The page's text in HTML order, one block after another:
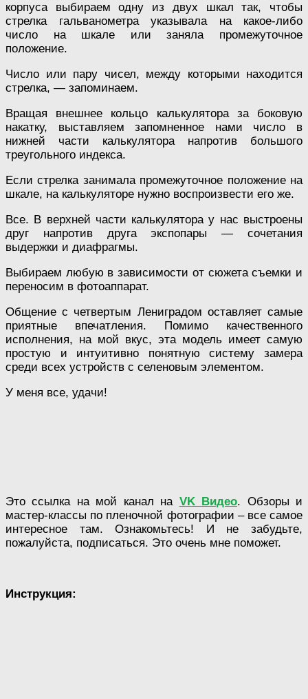
корпуса выбираем одну из двух шкал так, чтобы
стрелка гальванометра указывала на какое-либо
число на шкале или заняла промежуточное
положение.
Число или пару чисел, между которыми находится
стрелка, — запоминаем.
Вращая внешнее кольцо калькулятора за боковую
накатку, выставляем запомненное нами число в
нижней части калькулятора напротив большого
треугольного индекса.
Если стрелка занимала промежуточное положение на
шкале, на калькуляторе нужно воспроизвести его же.
Все. В верхней части калькулятора у нас выстроены
друг напротив друга экспопары — сочетания
выдержки и диафрагмы.
Выбираем любую в зависимости от сюжета съемки и
переносим в фотоаппарат.
Общение с четвертым Лениградом оставляет самые
приятные впечатления. Помимо качественного
исполнения, на мой вкус, эта модель имеет самую
простую и интуитивно понятную систему замера
среди всех устройств с селеновым элементом.
У меня все, удачи!
Это ссылка на мой канал на VK Видео. Обзоры и
мастер-классы по пленочной фотографии – все самое
интересное там. Ознакомьтесь! И не забудьте,
пожалуйста, подписаться. Это очень мне поможет.
Инструкция: